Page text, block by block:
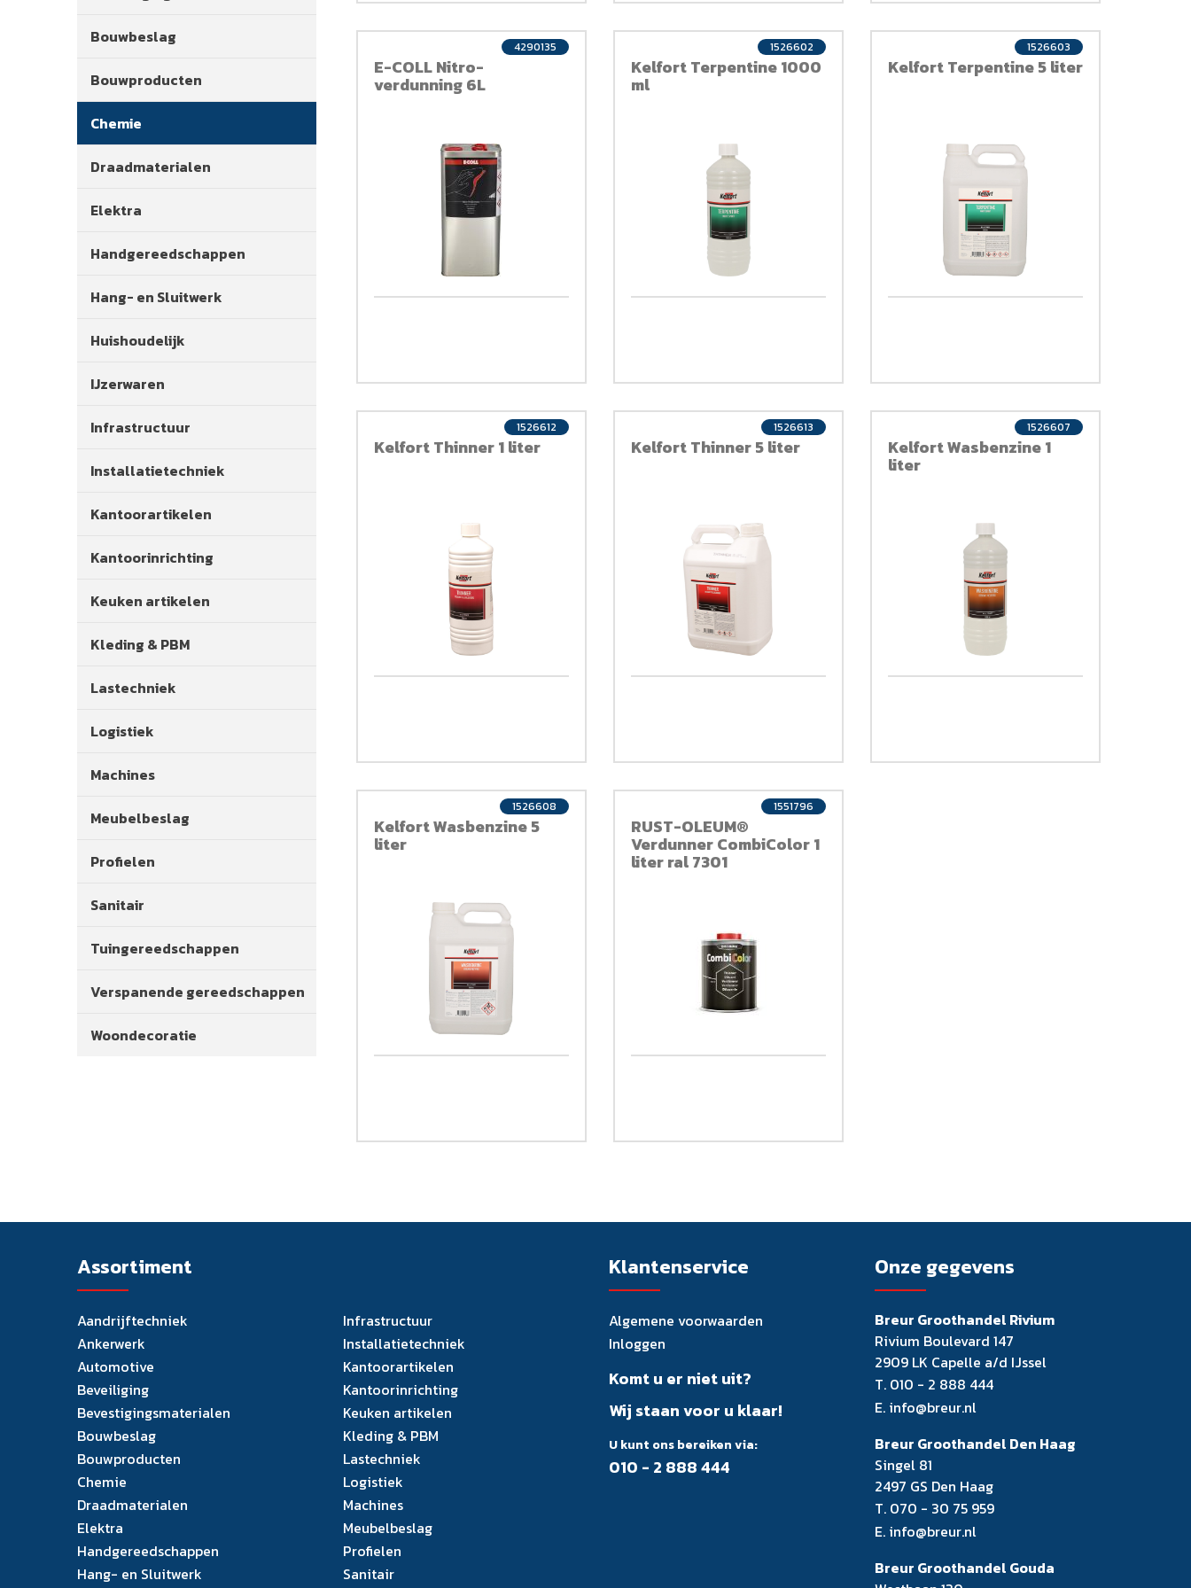
Bouwbeslag
Bouwproducten
Chemie
Draadmaterialen
Elektra
Handgereedschappen
Hang- en Sluitwerk
Huishoudelijk
IJzerwaren
Infrastructuur
Installatietechniek
Kantoorartikelen
Kantoorinrichting
Keuken artikelen
Kleding & PBM
Lastechniek
Logistiek
Machines
Meubelbeslag
Profielen
Sanitair
Tuingereedschappen
Verspanende gereedschappen
Woondecoratie
E-COLL Nitro-
verdunning 6L
4290135
Kelfort Terpentine 1000
ml
1526602
Kelfort Terpentine 5 liter
1526603
Kelfort Thinner 1 liter
1526612
Kelfort Thinner 5 liter
1526613
Kelfort Wasbenzine 1
liter
1526607
Kelfort Wasbenzine 5
liter
1526608
RUST-OLEUM®
Verdunner CombiColor 1
liter ral 7301
1551796
Assortiment
Aandrijftechniek
Ankerwerk
Automotive
Beveiliging
Bevestigingsmaterialen
Bouwbeslag
Bouwproducten
Chemie
Draadmaterialen
Elektra
Handgereedschappen
Hang- en Sluitwerk
Infrastructuur
Installatietechniek
Kantoorartikelen
Kantoorinrichting
Keuken artikelen
Kleding & PBM
Lastechniek
Logistiek
Machines
Meubelbeslag
Profielen
Sanitair
Klantenservice
Algemene voorwaarden
Inloggen
Komt u er niet uit?
Wij staan voor u klaar!
U kunt ons bereiken via:
010 - 2 888 444
Onze gegevens
Breur Groothandel Rivium
Rivium Boulevard 147
2909 LK Capelle a/d IJssel
T. 010 - 2 888 444
E. info@breur.nl
Breur Groothandel Den Haag
Singel 81
2497 GS Den Haag
T. 070 - 30 75 959
E. info@breur.nl
Breur Groothandel Gouda